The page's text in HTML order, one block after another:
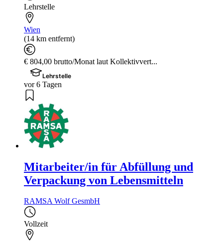
Lehrstelle
Wien
(14 km entfernt)
€ 804,00 brutto/Monat laut Kollektivvert...
Lehrstelle
vor 6 Tagen
Mitarbeiter/in für Abfüllung und
Verpackung von Lebensmitteln
RAMSA Wolf GesmbH
Vollzeit